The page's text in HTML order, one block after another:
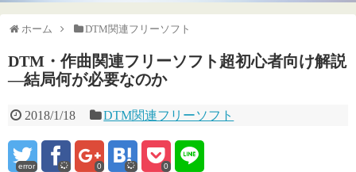
ホーム DTM関連フリーソフト
DTM・作曲関連フリーソフト超初心者向け解説
―結局何が必要なのか
2018/1/18 DTM関連フリーソフト
error 0 0